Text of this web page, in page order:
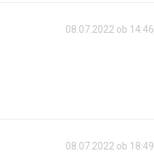
08.07.2022 ob 14:46
08.07.2022 ob 18:49